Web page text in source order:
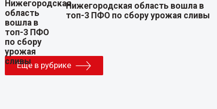
Нижегородская область вошла в
топ-3 ПФО по сбору урожая сливы
Еще в рубрике